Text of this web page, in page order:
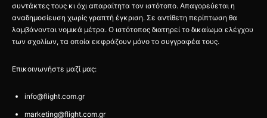
συντάκτες τους κι όχι απαραίτητα τον ιστότοπο. Απαγορεύεται η
αναδημοσίευση χωρίς γραπτή έγκριση. Σε αντίθετη περίπτωση θα
λαμβάνονται νομικά μέτρα. Ο ιστότοπος διατηρεί το δικαίωμα ελέγχου
των σχολίων, τα οποία εκφράζουν μόνο το συγγραφέα τους.
Επικοινωνήστε μαζί μας:
info@flight.com.gr
marketing@flight.com.gr